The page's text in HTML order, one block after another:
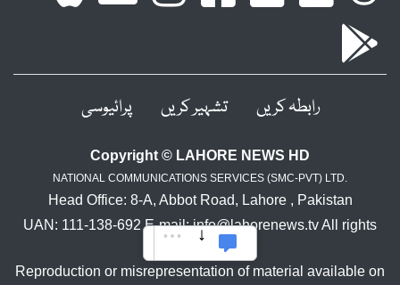
رابطہ کریں تشہیر کریں پرائیوسی
Copyright © LAHORE NEWS HD
NATIONAL COMMUNICATIONS SERVICES (SMC-PVT) LTD.
Head Office: 8-A, Abbot Road, Lahore , Pakistan
UAN: 111-138-692 E-mail: info@lahorenews.tv All rights
reserved.
Reproduction or misrepresentation of material available on